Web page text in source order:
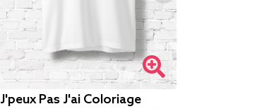
J'peux Pas J'ai Coloriage